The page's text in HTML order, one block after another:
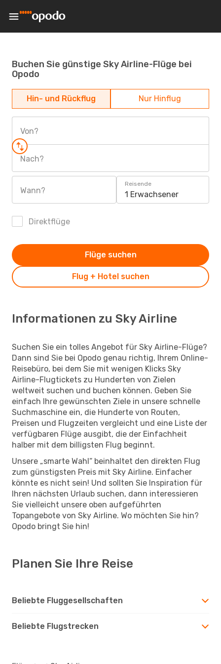
Buchen Sie günstige Sky Airline-Flüge bei
Opodo
Hin- und Rückflug Nur Hinflug
Von?
Nach?
Wann?
Reisende
1 Erwachsener
Direktflüge
Flug + Hotel suchen
Flüge suchen
Informationen zu Sky Airline
Suchen Sie ein tolles Angebot für Sky Airline-Flüge?
Dann sind Sie bei Opodo genau richtig, Ihrem Online-
Reisebüro, bei dem Sie mit wenigen Klicks Sky
Airline-Flugtickets zu Hunderten von Zielen
weltweit suchen und buchen können. Geben Sie
einfach Ihre gewünschten Ziele in unsere schnelle
Suchmaschine ein, die Hunderte von Routen,
Preisen und Flugzeiten vergleicht und eine Liste der
verfügbaren Flüge ausgibt, die der Einfachheit
halber mit dem billigsten Flug beginnt.
Unsere „smarte Wahl“ beinhaltet den direkten Flug
zum günstigsten Preis mit Sky Airline. Einfacher
könnte es nicht sein! Und sollten Sie Inspiration für
Ihren nächsten Urlaub suchen, dann interessieren
Sie vielleicht unsere oben aufgeführten
Topangebote von Sky Airline. Wo möchten Sie hin?
Opodo bringt Sie hin!
Planen Sie Ihre Reise
Beliebte Fluggesellschaften
Beliebte Flugstrecken